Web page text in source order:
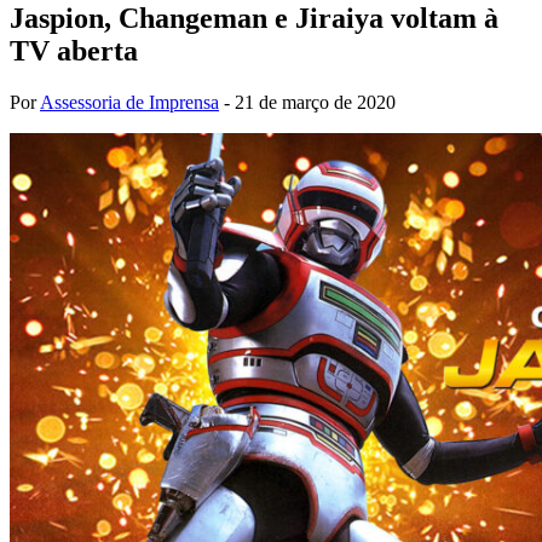
Jaspion, Changeman e Jiraiya voltam à
TV aberta
PorAssessoria de Imprensa - 21 de março de 2020